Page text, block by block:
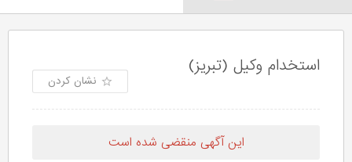
استخدام وکیل (تبریز)
نشان کردن
این آگهی منقضی شده است